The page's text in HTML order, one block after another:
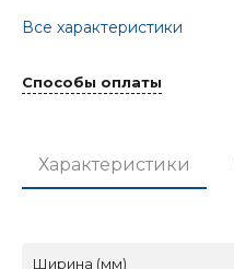
Все характеристики
Способы оплаты
Характеристики
Ширина (мм)